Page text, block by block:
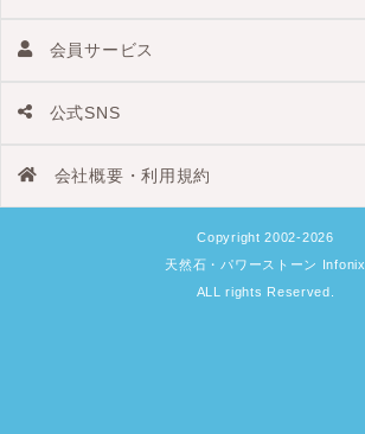
会員サービス
公式SNS
会社概要・利用規約
Copyright 2002-2026
天然石・パワーストーン Infonix
ALL rights Reserved.